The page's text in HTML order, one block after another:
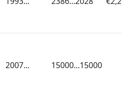
2007... 15000...15000